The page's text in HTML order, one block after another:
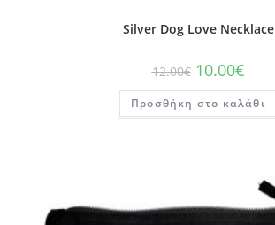
Silver Dog Love Necklace
12.00€ 10.00€
Προσθήκη στο καλάθι